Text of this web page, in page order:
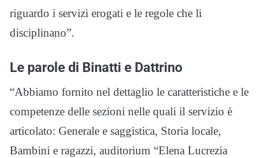
riguardo i servizi erogati e le regole che li
disciplinano”.
Le parole di Binatti e Dattrino
“Abbiamo fornito nel dettaglio le caratteristiche e le
competenze delle sezioni nelle quali il servizio è
articolato: Generale e saggistica, Storia locale,
Bambini e ragazzi, auditorium “Elena Lucrezia